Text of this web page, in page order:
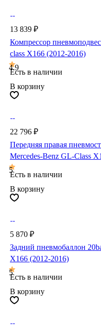
13 839 ₽
Компрессор
class X166 (2012-2016)
4.9
Есть в наличии
В корзину
22 796 ₽
Передняя правая
Mercedes-Benz GL-Class
5
Есть в наличии
В корзину
5 870 ₽
Задний пневмобаллон
X166 (2012-2016)
5
Есть в наличии
В корзину